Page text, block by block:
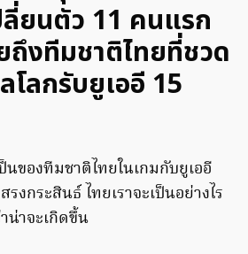
ยนตัว 11 คนแรก
ถึงทีมชาติไทยที่ชวด
โลกรับยูเออี 15
นของทีมชาติไทยในเกมกับยูเออี
งกระสินธ์ ไทยเราจะเป็นอย่างไร
น่าจะเกิดขึ้น